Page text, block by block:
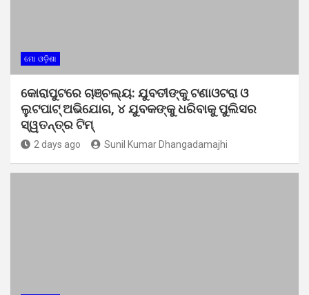
ମୋ ଓଡ଼ିଶା
କୋରାପୁଟରେ ଚାଞ୍ଚଲ୍ୟ: ଯୁବତୀଙ୍କୁ ଟଣାଓଟରା ଓ
ଲୁଟପାଟ୍ ଅଭିଯୋଗ, ୪ ଯୁବକଙ୍କୁ ଧରିବାକୁ ପୁଲିସର
ସ୍ୱତନ୍ତ୍ର ଟିମ୍
2 days ago Sunil Kumar Dhangadamajhi